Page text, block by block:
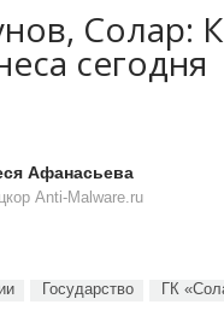
Солар:
сегодня
Афанасьева
Anti-Malware.ru
Государство ГК